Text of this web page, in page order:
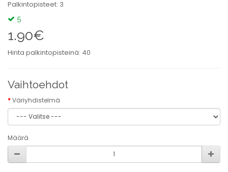
Palkintopisteet: 3
5
1.90€
Hinta palkintopisteinä: 40
Vaihtoehdot
Väriyhdistelmä
Määrä